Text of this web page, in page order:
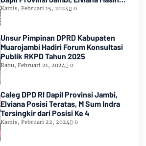
Urutan Kedua Teratas
Kamis, Februari 15, 2024 0
Unsur Pimpinan DPRD Kabupaten
Muarojambi Hadiri Forum Konsultasi
Publik RKPD Tahun 2025
Rabu, Februari 21, 2024 0
Caleg DPD RI Dapil Provinsi Jambi,
Elviana Posisi Teratas, M Sum Indra
Tersingkir dari Posisi Ke 4
Kamis, Februari 22, 2024 0